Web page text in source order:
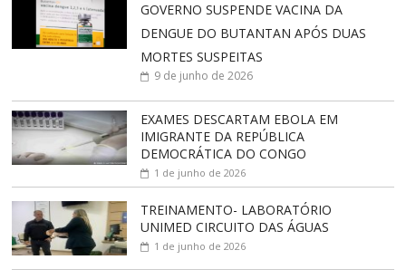
GOVERNO SUSPENDE VACINA DA
DENGUE DO BUTANTAN APÓS DUAS
MORTES SUSPEITAS
9 de junho de 2026
EXAMES DESCARTAM EBOLA EM
IMIGRANTE DA REPÚBLICA
DEMOCRÁTICA DO CONGO
1 de junho de 2026
TREINAMENTO- LABORATÓRIO
UNIMED CIRCUITO DAS ÁGUAS
1 de junho de 2026